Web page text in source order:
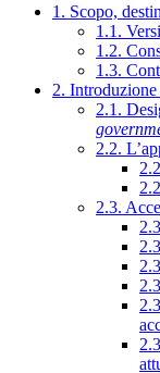
1. Scopo,
1.1.
1.2.
1.3.
2.
2.1.
2.2.
2.3.